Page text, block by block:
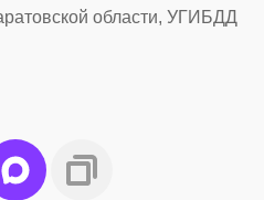
области, УГИБДД